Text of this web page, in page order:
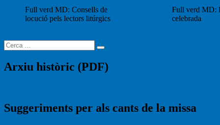
Full verd MD: Consells de
locució pels lectors litúrgics
Full verd MD:
celebrada
Buscar
per:
Cerca
Arxiu històric (PDF)
Suggeriments per als cants de la missa